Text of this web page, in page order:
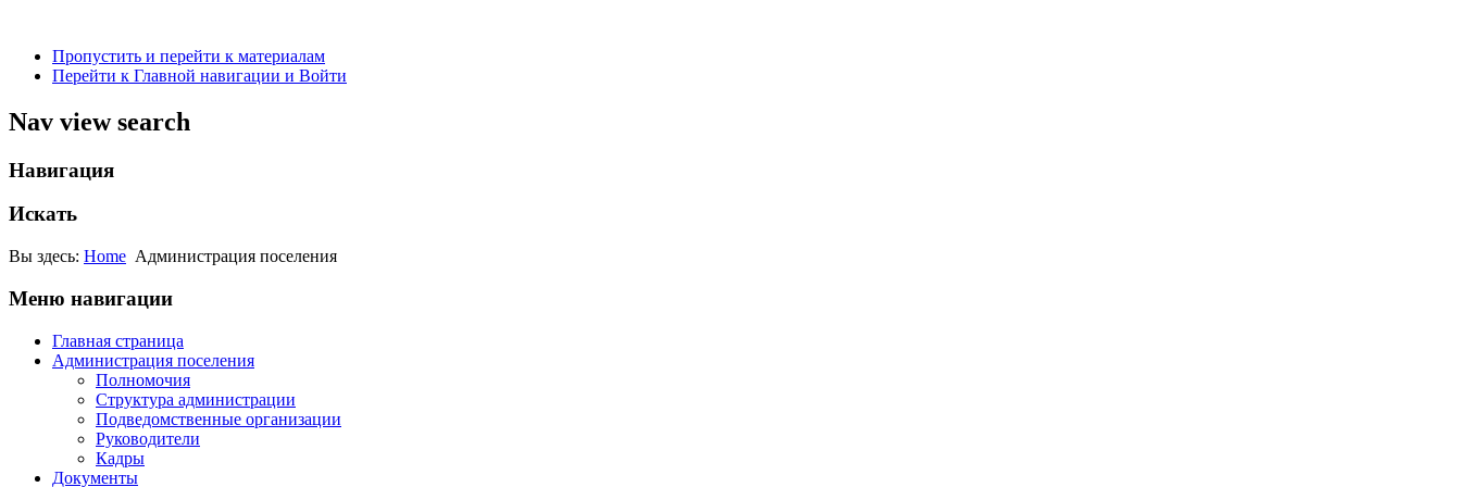
Пропустить и перейти к материалам
Перейти к Главной навигации и Войти
Nav view search
Навигация
Искать
Вы здесь: Home Администрация поселения
Меню навигации
Главная страница
Администрация поселения
Полномочия
Структура администрации
Подведомственные организации
Руководители
Кадры
Документы